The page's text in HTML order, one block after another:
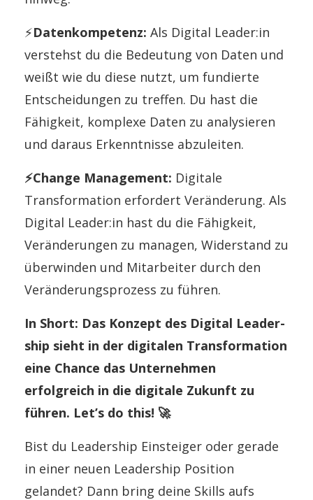
⚡Datenkompetenz: Als Digital Leader:in
verstehst du die Bedeutung von Daten und
weißt wie du diese nutzt, um fundierte
Entscheidungen zu treffen. Du hast die
Fähigkeit, komplexe Daten zu analysieren
und daraus Erkenntnisse abzuleiten.
⚡Change Management: Digitale
Transformation erfordert Veränderung. Als
Digital Leader:in hast du die Fähigkeit,
Veränderungen zu managen, Widerstand zu
überwinden und Mitarbeiter durch den
Veränderungsprozess zu führen.
In Short: Das Konzept des Digital Leader­
ship sieht in der digitalen Trans­for­mation
eine Chance das Unternehmen
erfolgreich in die digitale Zukunft zu
führen. Let’s do this! 🚀
Bist du Leadership Einsteiger oder gerade
in einer neuen Leadership Position
gelandet? Dann bring deine Skills aufs